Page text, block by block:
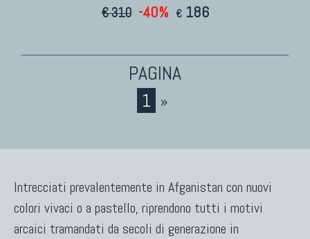
€ 310 -40% € 186
1 »
Intrecciati prevalentemente in Afganistan con nuovi
colori vivaci o a pastello, riprendono tutti i motivi
arcaici tramandati da secoli di generazione in